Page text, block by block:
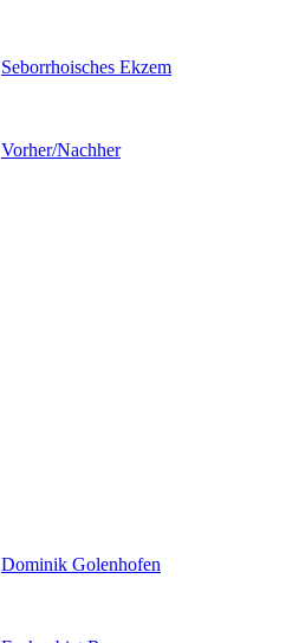
Seborrhoisches Ekzem
Vorher/Nachher
Dominik Golenhofen